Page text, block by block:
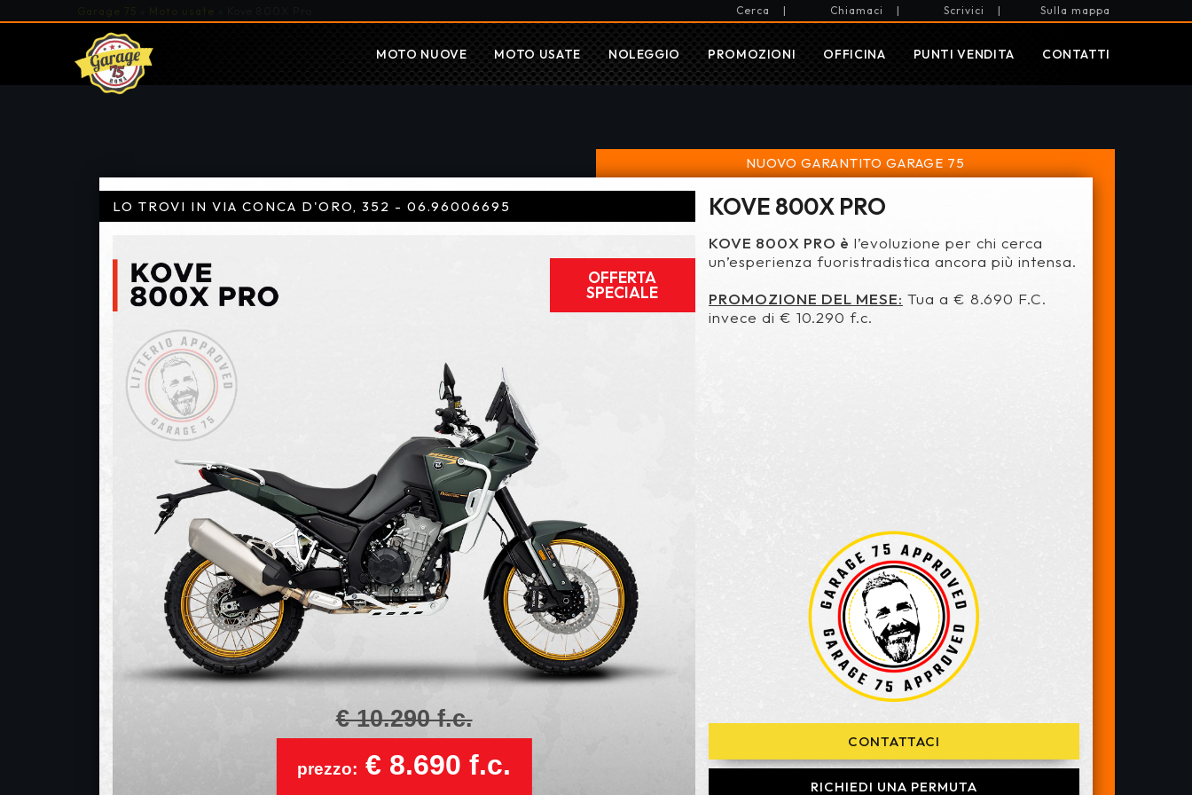
Cerca | Chiamaci | Scrivici | Sulla mappa
MOTO NUOVE MOTO USATE NOLEGGIO PROMOZIONI OFFICINA PUNTI VENDITA CONTATTI
NUOVO GARANTITO GARAGE 75
LO TROVI IN VIA CONCA D'ORO, 352 - 06.96006695
€ 10.290 f.c.
prezzo: € 8.690 f.c.
OFFERTA
SPECIALE
KOVE 800X PRO
KOVE 800X PRO è l’evoluzione per chi cerca
un’esperienza fuoristradistica ancora più intensa.
PROMOZIONE DEL MESE: Tua a € 8.690 F.C.
invece di € 10.290 f.c.
CONTATTACI
RICHIEDI UNA PERMUTA